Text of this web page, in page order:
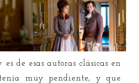
es de esas autoras clásicas en
muy pendiente, y que